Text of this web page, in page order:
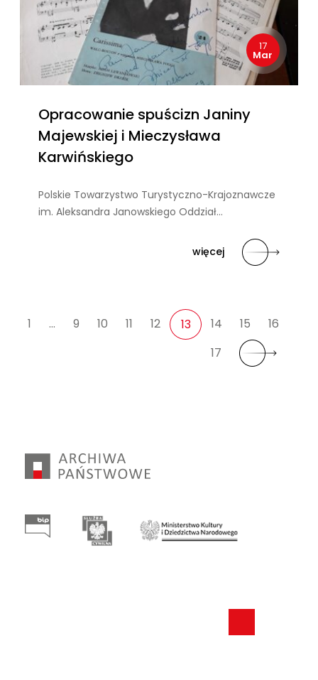
17
Mar
Opracowanie spuścizn Janiny
Majewskiej i Mieczysława
Karwińskiego
Polskie Towarzystwo Turystyczno-Krajoznawcze
im. Aleksandra Janowskiego Oddział…
więcej
1 … 9 10 11 12 13 14 15
16
17